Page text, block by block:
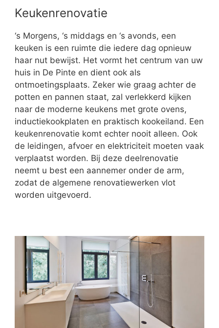
Keukenrenovatie
‘s Morgens, ‘s middags en ‘s avonds, een
keuken is een ruimte die iedere dag opnieuw
haar nut bewijst. Het vormt het centrum van uw
huis in De Pinte en dient ook als
ontmoetingsplaats. Zeker wie graag achter de
potten en pannen staat, zal verlekkerd kijken
naar de moderne keukens met grote ovens,
inductiekookplaten en praktisch kookeiland. Een
keukenrenovatie komt echter nooit alleen. Ook
de leidingen, afvoer en elektriciteit moeten vaak
verplaatst worden. Bij deze deelrenovatie
neemt u best een aannemer onder de arm,
zodat de algemene renovatiewerken vlot
worden uitgevoerd.